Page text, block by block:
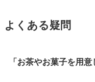
よくある疑問
「お茶やお菓子を用